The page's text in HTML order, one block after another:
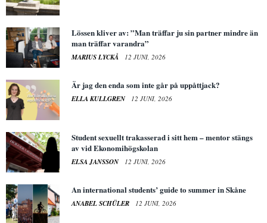
Lössen kliver av: ”Man träffar ju sin partner mindre än
man träffar varandra”
MARIUS LYCKÅ 12 JUNI, 2026
Är jag den enda som inte går på uppåttjack?
ELLA KULLGREN 12 JUNI, 2026
Student sexuellt trakasserad i sitt hem – mentor stängs
av vid Ekonomihögskolan
ELSA JANSSON 12 JUNI, 2026
An international students’ guide to summer in Skåne
ANABEL SCHÜLER 12 JUNI, 2026